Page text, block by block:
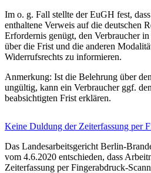
Im o. g. Fall stellte der EuGH fest,
enthaltene Verweis auf die deutschen
Erfordernis genügt, den Verbraucher
über die Frist und die anderen
Widerrufsrechts zu informieren.
Anmerkung: Ist die Belehrung über
ungültig, kann ein Verbraucher ggf.
beabsichtigten Frist erklären.
Keine Duldung der Zeiterfassung per
Das Landesarbeitsgericht Berlin-
vom 4.6.2020 entschieden, dass
Zeiterfassung per Fingerabdruck-